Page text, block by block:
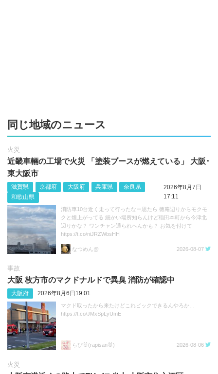
同じ地域のニュース
火災
近畿車輛の工場で火災 「塗装ブースが燃えている」 大阪･
東大阪市
滋賀県 京都府 大阪府 兵庫県
奈良県
和歌山県
2026年8月7日
17:11
消防車10台近く走って行ったなー思たら 徳庵辺りからモクモ
クと煙上がってる 細かい場所知らんけど稲田本町から今津北
辺りかな？ ワンチャン通られへんかも？ お気を付けて
https://t.co/niJRZWbsHH
なつめん@ 2026-08-07
事故
大阪 枚方市のマクドナルドで異臭 消防が確認中
大阪府 2026年8月6日19:01
マクド取ったから来たけどこれピックできるんやろか…
https://t.co/JMxSpLyUmE
らぴ🐰(rapisan🐰) 2026-08-06
火災